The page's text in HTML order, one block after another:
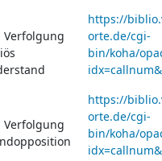
Verfolgung
https://
orte.de/cgi-
bin/koha/
Verfolgung
https://
orte.de/cgi-
bin/koha/